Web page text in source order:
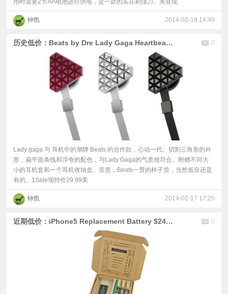
用时需要2节AA电池进行供电，是一款的实在剃须刀。美亚现
钟凯 2014-02-18 14:40
历史低价：Beats by Dre Lady Gaga Heartbeats $29.99 0
Lady gaga 与 耳机中的潮牌 Beats 的合作款，心动一代。切割三角形的外
形，扁平面条线和浮夸的配色，与Lady Gaga的气质很符合。附赠不同大
小的耳机套和一个耳机收纳盒。音质，Beats一贯的样子货，当然低音还是
有的。1Sale现特价29.99美
钟凯 2014-02-17 17:25
近期低价：iPhone5 Replacement Battery $24.95 0